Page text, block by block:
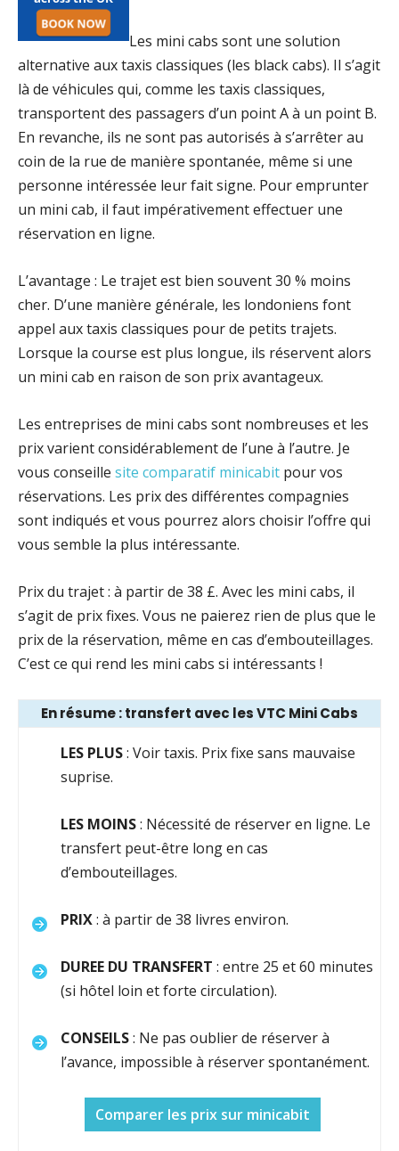
Les mini cabs sont une solution
alternative aux taxis classiques (les black cabs). Il s’agit
là de véhicules qui, comme les taxis classiques,
transportent des passagers d’un point A à un point B.
En revanche, ils ne sont pas autorisés à s’arrêter au
coin de la rue de manière spontanée, même si une
personne intéressée leur fait signe. Pour emprunter
un mini cab, il faut impérativement effectuer une
réservation en ligne.
L’avantage : Le trajet est bien souvent 30 % moins
cher. D’une manière générale, les londoniens font
appel aux taxis classiques pour de petits trajets.
Lorsque la course est plus longue, ils réservent alors
un mini cab en raison de son prix avantageux.
Les entreprises de mini cabs sont nombreuses et les
prix varient considérablement de l’une à l’autre. Je
vous conseille site comparatif minicabit pour vos
réservations. Les prix des différentes compagnies
sont indiqués et vous pourrez alors choisir l’offre qui
vous semble la plus intéressante.
Prix du trajet : à partir de 38 £. Avec les mini cabs, il
s’agit de prix fixes. Vous ne paierez rien de plus que le
prix de la réservation, même en cas d’embouteillages.
C’est ce qui rend les mini cabs si intéressants !
En résume : transfert avec les VTC Mini Cabs
LES PLUS: Voir taxis. Prix fixe sans mauvaise
suprise.
LES MOINS: Nécessité de réserver en ligne. Le
transfert peut-être long en cas
d’embouteillages.
PRIX: à partir de 38 livres environ.
DUREE DU TRANSFERT : entre 25 et 60 minutes
(si hôtel loin et forte circulation).
CONSEILS: Ne pas oublier de réserver à
l’avance, impossible à réserver spontanément.
Comparer les prix sur minicabit